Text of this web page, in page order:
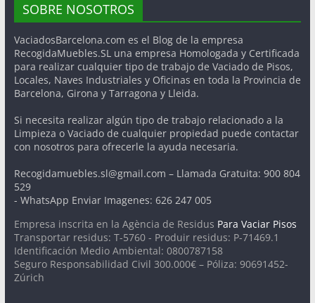
SOBRE NOSOTROS
VaciadosBarcelona.com es el Blog de la empresa
RecogidaMuebles.SL una empresa Homologada y Certificada
para realizar cualquier tipo de trabajo de Vaciado de Pisos,
Locales, Naves Industriales y Oficinas en toda la Provincia de
Barcelona, Girona y Tarragona y Lleida.
Si necesita realizar algún tipo de trabajo relacionado a la
Limpieza o Vaciado de cualquier propiedad puede contactar
con nosotros para ofrecerle la ayuda necesaria.
Recogidamuebles.sl@gmail.com – Llamada Gratuita: 900 804
529
- WhatsApp Enviar Imagenes: 626 247 005
Empresa inscrita en la Agència de Residus Para Vaciar Pisos
Transportar residus: T-5760 - Produir residus: P-71469.1
Identificación Medio Ambiental: 0800787158
Seguro Responsabilidad Civil 300.000€ – Póliza: 90691452-
Zúrich